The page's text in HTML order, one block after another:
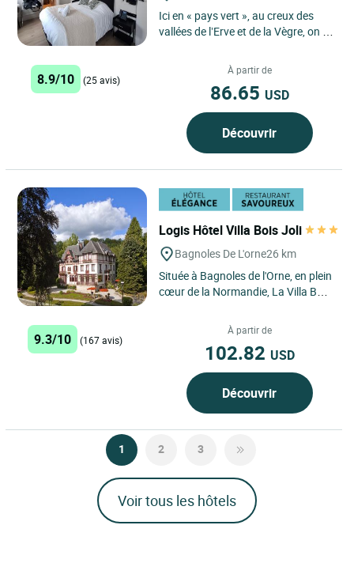
Ici en « pays vert », au creux des
vallées de l’Erve et de la Vègre, on se
8.9/10 (25 avis)
À partir de
86.65 USD
Découvrir
Logis Hôtel Villa Bois Joli
Bagnoles De L'orne26 km
Située à Bagnoles de l'Orne, en plein
cœur de la Normandie, La Villa Bois
les voyageurs...
9.3/10 (167 avis)
À partir de
102.82 USD
Découvrir
1 2 3
Voir tous les hôtels